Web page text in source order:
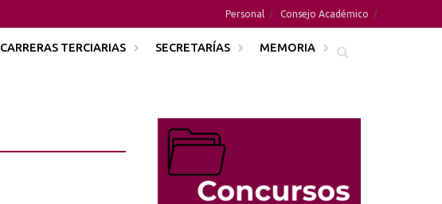
Personal Consejo Académico
CARRERAS TERCIARIAS SECRETARÍAS MEMORIA